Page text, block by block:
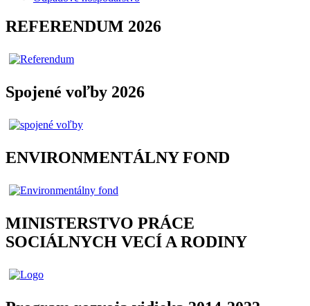
REFERENDUM 2026
Spojené voľby 2026
ENVIRONMENTÁLNY FOND
MINISTERSTVO PRÁCE
SOCIÁLNYCH VECÍ A RODINY